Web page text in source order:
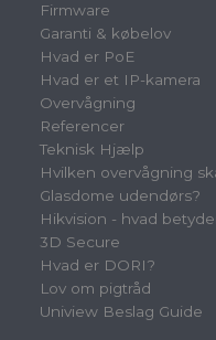
Firmware
Garanti & købelov
Hvad er PoE
Hvad er et IP-kamera
Overvågning
Referencer
Teknisk Hjælp
Hvilken overvågning
Glasdome udendørs?
Hikvision - hvad
3D Secure
Hvad er DORI?
Lov om pigtråd
Uniview Beslag Guide